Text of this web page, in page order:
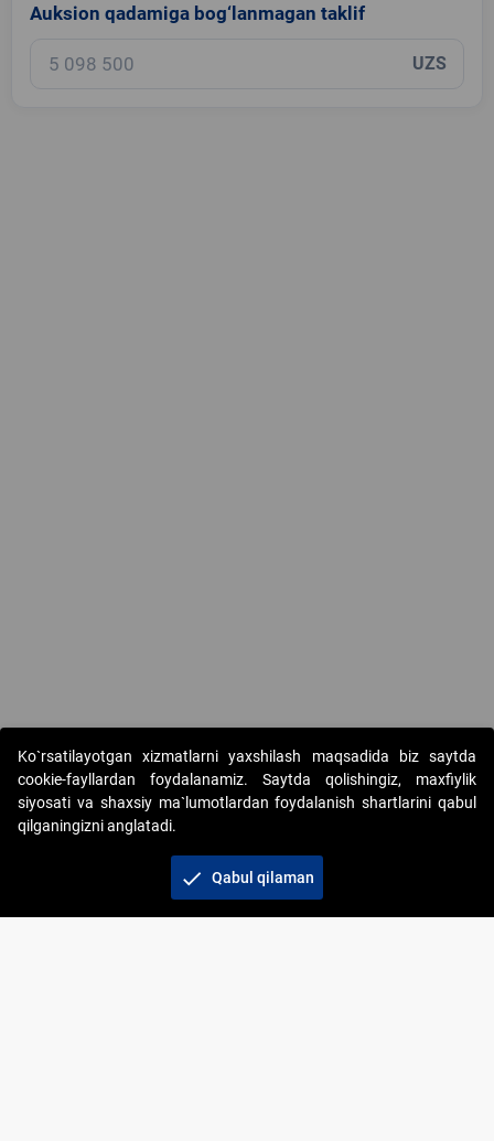
Auksion qadamiga bog‘lanmagan taklif
UZS
Copyright © 2017-2026. "Elektron onlayn-auksionlarni
tashkil etish" AJ. Barcha huquqlar himoyalangan
Ko`rsatilayotgan xizmatlarni yaxshilash maqsadida biz saytda
cookie-fayllardan foydalanamiz. Saytda qolishingiz, maxfiylik
siyosati va shaxsiy ma`lumotlardan foydalanish shartlarini qabul
qilganingizni anglatadi.
check Qabul qilaman